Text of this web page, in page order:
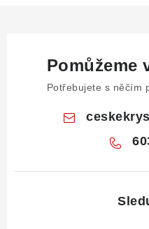
Pomůžeme
Potřebujete s něčím